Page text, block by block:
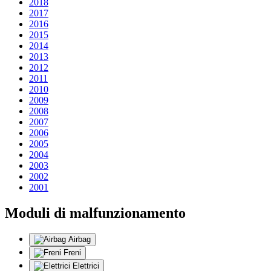
2017
2016
2015
2014
2013
2012
2011
2010
2009
2008
2007
2006
2005
2004
2003
2002
2001
Moduli di malfunzionamento
Airbag
Freni
Elettrici